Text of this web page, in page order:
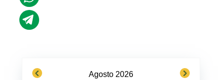
previous Agosto 2026 next